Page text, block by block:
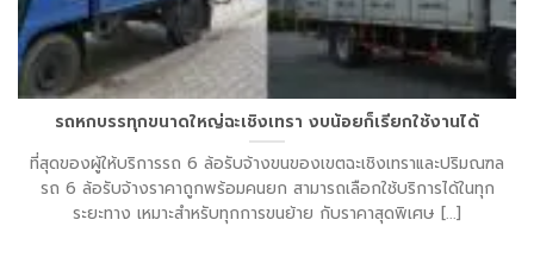
รถหกบรรทุกขนาดใหญ่ฉะเชิงเทรา งบน้อยก็เรียกใช้งานได้
ที่สุดของผู้ให้บริการรถ 6 ล้อรับจ้างขนของเขตฉะเชิงเทราและปริมณฑล
รถ 6 ล้อรับจ้างราคาถูกพร้อมคนยก สามารถเลือกใช้บริการได้ในทุก
ระยะทาง เหมาะสำหรับทุกการขนย้าย กับราคาสุดพิเศษ [...]